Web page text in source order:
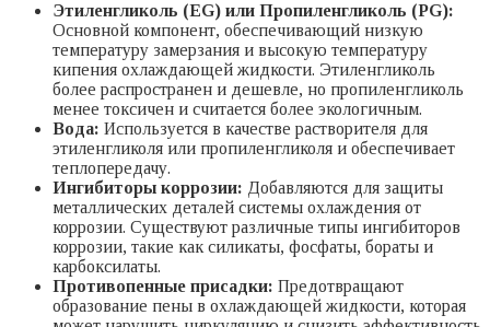
Этиленгликоль (EG) или Пропиленгликоль (PG):
Основной компонент, обеспечивающий низкую
температуру замерзания и высокую температуру
кипения охлаждающей жидкости. Этиленгликоль
более распространен и дешевле, но пропиленгликоль
менее токсичен и считается более экологичным.
Вода: Используется в качестве растворителя для
этиленгликоля или пропиленгликоля и обеспечивает
теплопередачу.
Ингибиторы коррозии: Добавляются для защиты
металлических деталей системы охлаждения от
коррозии. Существуют различные типы ингибиторов
коррозии, такие как силикаты, фосфаты, бораты и
карбоксилаты.
Противопенные присадки: Предотвращают
образование пены в охлаждающей жидкости, которая